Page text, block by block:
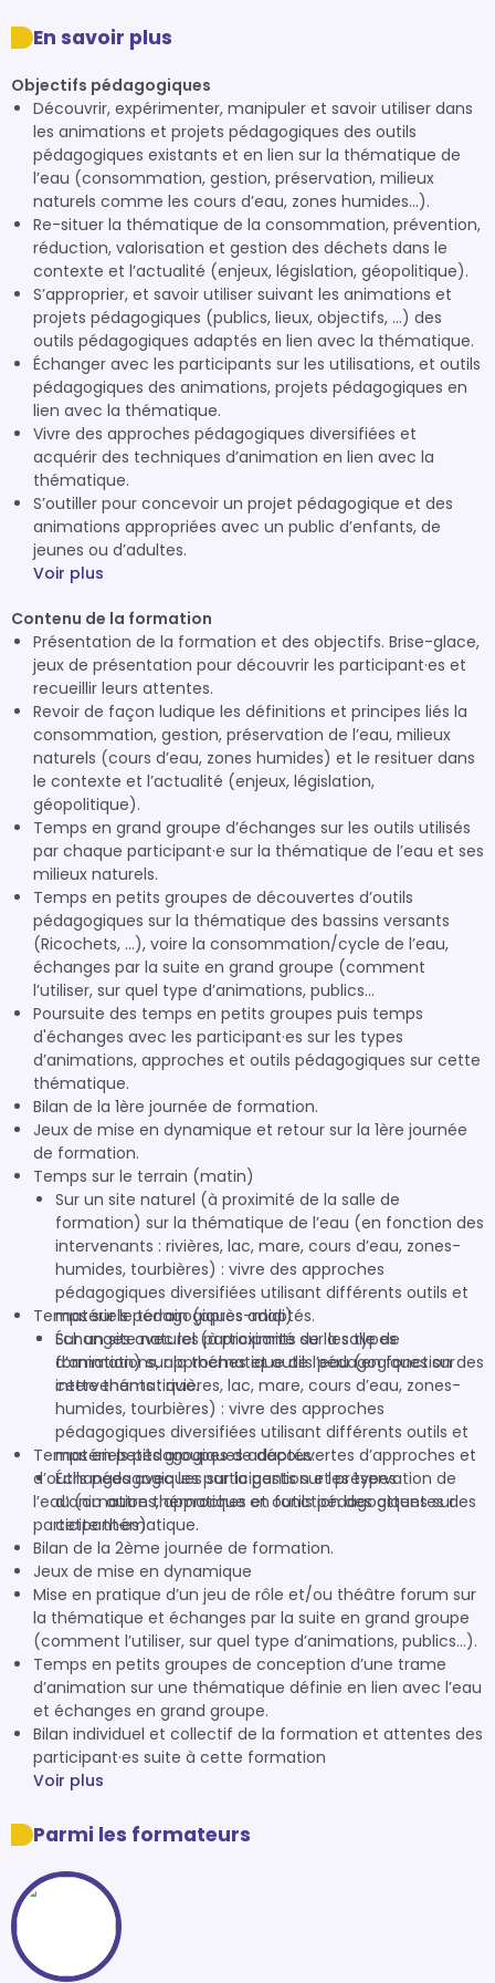
En savoir plus
Objectifs pédagogiques
Découvrir, expérimenter, manipuler et savoir utiliser dans
les animations et projets pédagogiques des outils
pédagogiques existants et en lien sur la thématique de
l’eau (consommation, gestion, préservation, milieux
naturels comme les cours d’eau, zones humides…).
Re-situer la thématique de la consommation, prévention,
réduction, valorisation et gestion des déchets dans le
contexte et l’actualité (enjeux, législation, géopolitique).
S’approprier, et savoir utiliser suivant les animations et
projets pédagogiques (publics, lieux, objectifs, …) des
outils pédagogiques adaptés en lien avec la thématique.
Échanger avec les participants sur les utilisations, et outils
pédagogiques des animations, projets pédagogiques en
lien avec la thématique.
Vivre des approches pédagogiques diversifiées et
acquérir des techniques d’animation en lien avec la
thématique.
S’outiller pour concevoir un projet pédagogique et des
animations appropriées avec un public d’enfants, de
jeunes ou d’adultes.
Voir plus
Contenu de la formation
Présentation de la formation et des objectifs. Brise-glace,
jeux de présentation pour découvrir les participant·es et
recueillir leurs attentes.
Revoir de façon ludique les définitions et principes liés la
consommation, gestion, préservation de l’eau, milieux
naturels (cours d’eau, zones humides) et le resituer dans
le contexte et l’actualité (enjeux, législation,
géopolitique).
Temps en grand groupe d’échanges sur les outils utilisés
par chaque participant·e sur la thématique de l’eau et ses
milieux naturels.
Temps en petits groupes de découvertes d’outils
pédagogiques sur la thématique des bassins versants
(Ricochets, …), voire la consommation/cycle de l’eau,
échanges par la suite en grand groupe (comment
l’utiliser, sur quel type d’animations, publics…
Poursuite des temps en petits groupes puis temps
d'échanges avec les participant·es sur les types
d’animations, approches et outils pédagogiques sur cette
thématique.
Bilan de la 1ère journée de formation.
Jeux de mise en dynamique et retour sur la 1ère journée
de formation.
Temps sur le terrain (matin)
Sur un site naturel (à proximité de la salle de
formation) sur la thématique de l’eau (en fonction des
intervenants : rivières, lac, mare, cours d’eau, zones-
humides, tourbières) : vivre des approches
pédagogiques diversifiées utilisant différents outils et
matériels pédagogiques adaptés.
Échanges avec les participants sur les types
d’animations, approches et outils pédagogiques sur
cette thématique.
Temps sur le terrain (après-midi)
Sur un site naturel (à proximité de la salle de
formation) sur la thématique de l’eau (en fonction des
intervenants : rivières, lac, mare, cours d’eau, zones-
humides, tourbières) : vivre des approches
pédagogiques diversifiées utilisant différents outils et
matériels pédagogiques adaptés.
Échanges avec les participants sur les types
d’animations, approches et outils pédagogiques sur
cette thématique.
Temps en petits groupes de découvertes d’approches et
d’outils pédagogiques sur la gestion et préservation de
l’eau (ou autre thématique en fonction des attentes des
participant·es)
Bilan de la 2ème journée de formation.
Jeux de mise en dynamique
Mise en pratique d’un jeu de rôle et/ou théâtre forum sur
la thématique et échanges par la suite en grand groupe
(comment l’utiliser, sur quel type d’animations, publics…).
Temps en petits groupes de conception d’une trame
d’animation sur une thématique définie en lien avec l’eau
et échanges en grand groupe.
Bilan individuel et collectif de la formation et attentes des
participant·es suite à cette formation
Voir plus
Parmi les formateurs